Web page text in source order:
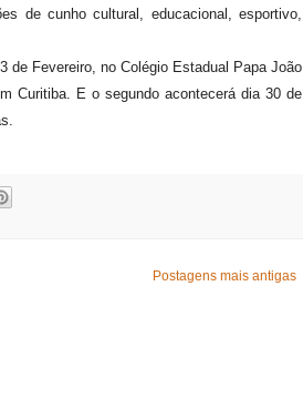
de cunho cultural, educacional, esportivo,
de Fevereiro, no Colégio Estadual Papa João
Curitiba. E o segundo acontecerá dia 30 de
Postagens mais antigas